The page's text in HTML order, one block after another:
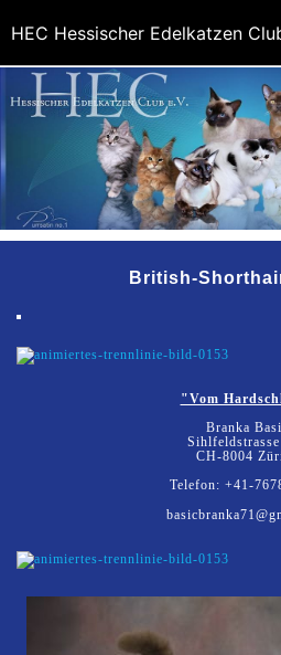
British-
"Vom
Branka
CH-8004
Telefon: +41-
HEC Hessischer Edelkatzen